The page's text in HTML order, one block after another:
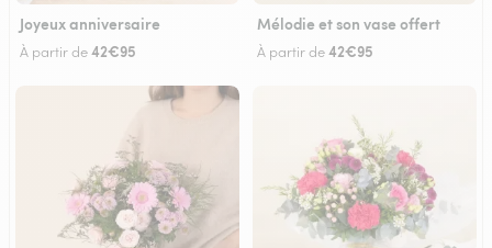
Joyeux anniversaire
À partir de42€95
Mélodie et son vase offert
À partir de42€95